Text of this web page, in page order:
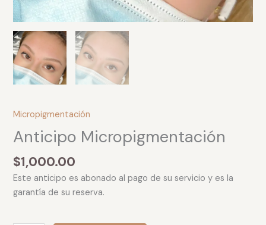
Micropigmentación
Anticipo Micropigmentación
$1,000.00
Este anticipo es abonado al pago de su servicio y es la
garantía de su reserva.